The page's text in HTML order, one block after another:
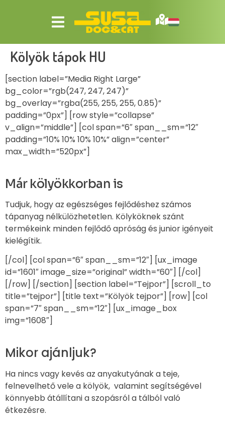
Kölyök tápok HU
[section label=”Media Right Large”
bg_color=”rgb(247, 247, 247)”
bg_overlay=”rgba(255, 255, 255, 0.85)”
padding=”0px”] [row style=”collapse”
v_align=”middle”] [col span=”6″ span__sm=”12″
padding=”10% 10% 10% 10%” align=”center”
max_width=”520px”]
Már kölyökkorban is
Tudjuk, hogy az egészséges fejlődéshez számos
tápanyag nélkülözhetetlen. Kölyköknek szánt
termékeink minden fejlődő apróság és junior igényeit
kielégítik.
[/col] [col span=”6″ span__sm=”12″] [ux_image
id=”1601″ image_size=”original” width=”60″] [/col]
[/row] [/section] [section label=”Tejpor”] [scroll_to
title=”tejpor”] [title text=”Kölyök tejpor”] [row] [col
span=”7″ span__sm=”12″] [ux_image_box
img=”1608″]
Mikor ajánljuk?
Ha nincs vagy kevés az anyakutyának a teje,
felnevelhető vele a kölyök, valamint segítségével
könnyebb átállítani a szopásról a tálból való
étkezésre.